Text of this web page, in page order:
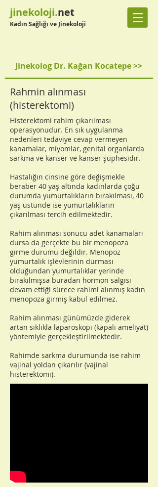
jinekoloji.net
Kadın Sağlığı ve Jinekoloji
Jinekolog Dr. Kağan Kocatepe >>
Rahmin alınması
(histerektomi)
Histerektomi rahim çıkarılması
operasyonudur. En sık uygulanma
nedenleri tedaviye cevap vermeyen
kanamalar, miyomlar, genital organlarda
sarkma ve kanser ve kanser şüphesidir.
Hastalığın cinsine göre değişmekle
beraber 40 yaş altında kadınlarda çoğu
durumda yumurtalıkların bırakılması, 40
yaş üstünde ise yumurtalıkların
çıkarılması tercih edilmektedir.
Rahim alınması sonucu adet kanamaları
dursa da gerçekte bu bir menopoza
girme durumu değildir. Menopoz
yumurtalık işlevlerinin durması
olduğundan yumurtalıklar yerinde
bırakılmışsa buradan hormon salgısı
devam ettiği sürece rahimi alınmış kadın
menopoza girmiş kabul edilmez.
Rahim alınması günümüzde giderek
artan sıklıkla laparoskopi (kapalı ameliyat)
yöntemiyle gerçekleştirilmektedir.
Rahimde sarkma durumunda ise rahim
vajinal yoldan çıkarılır (vajinal
histerektomi).